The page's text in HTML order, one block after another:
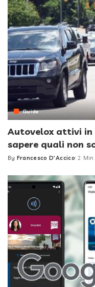
Guide
Autovelox attivi in
sapere quali non
Posted
By Francesco D'Accico 2 Min